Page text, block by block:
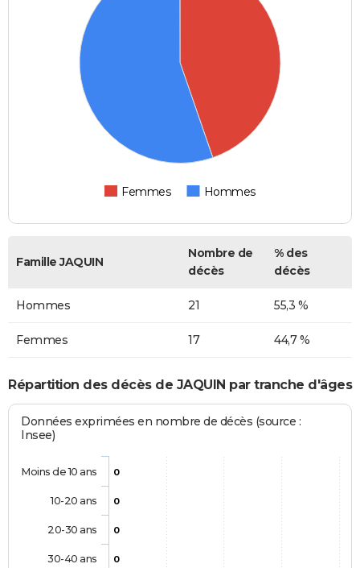
Femmes Hommes
Famille JAQUIN
Nombre de
décès
% des
décès
Hommes 21 55,3 %
Femmes 17 44,7 %
Répartition des décès de JAQUIN par tranche d'âges
Données exprimées en nombre de décès (source :
Insee)
0
0
0
0
Moins de 10 ans
10-20 ans
20-30 ans
30-40 ans